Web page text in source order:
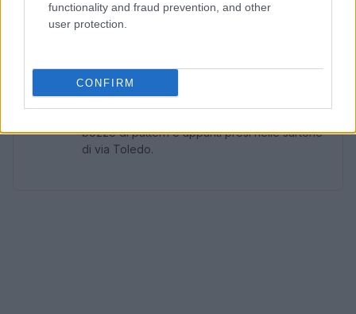
functionality and fraud prevention, and other
user protection.
CONFIRM
AUTORE
Matteo Pellegrino
pop-up nei vicoli del Quartieri Spagnoli per
promuovere giovani designer; è editorialista
moda che cura rubriche su artigianato e
bozze di pattern e appunti presi nelle sartorie
di via Toledo.